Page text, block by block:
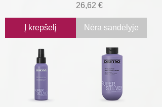
Į krepšelį
Kaina
26,62 €
Nėra sandėlyje